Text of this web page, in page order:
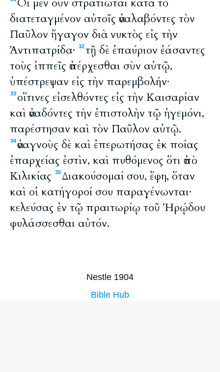
Οἱ μὲν οὖν στρατιῶται κατὰ τὸ
διατεταγμένον αὐτοῖς ἀναλαβόντες τὸν
Παῦλον ἤγαγον διὰ νυκτὸς εἰς τὴν
Ἀντιπατρίδα·
32τῇ δὲ ἐπαύριον ἐάσαντες
τοὺς ἱππεῖς ἀπέρχεσθαι σὺν αὐτῷ,
ὑπέστρεψαν εἰς τὴν παρεμβολήν·
33 οἵτινες εἰσελθόντες εἰς τὴν Καισαρίαν
καὶ ἀναδόντες τὴν ἐπιστολὴν τῷ ἡγεμόνι,
παρέστησαν καὶ τὸν Παῦλον αὐτῷ.
34ἀναγνοὺς δὲ καὶ ἐπερωτήσας ἐκ ποίας
ἐπαρχείας ἐστὶν, καὶ πυθόμενος ὅτι ἀπὸ
Κιλικίας
35Διακούσομαί σου, ἔφη, ὅταν
καὶ οἱ κατήγοροί σου παραγένωνται·
κελεύσας ἐν τῷ πραιτωρίῳ τοῦ Ἡρῴδου
φυλάσσεσθαι αὐτόν.
Nestle 1904
Bible Hub